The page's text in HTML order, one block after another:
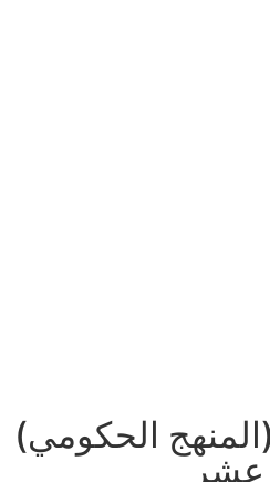
(المنهج الحكومي)
عشر